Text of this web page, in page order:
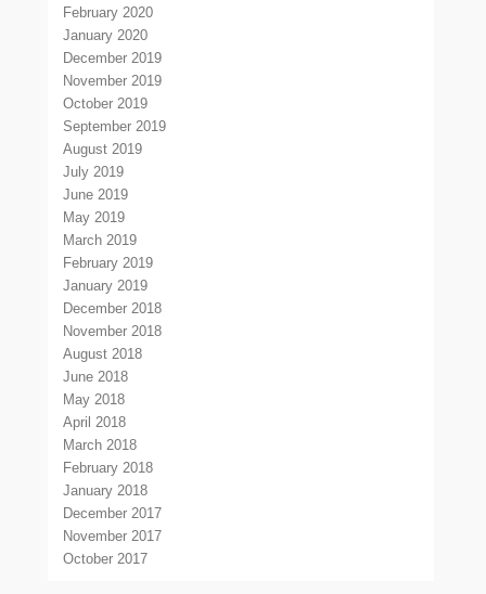
February 2020
January 2020
December 2019
November 2019
October 2019
September 2019
August 2019
July 2019
June 2019
May 2019
March 2019
February 2019
January 2019
December 2018
November 2018
August 2018
June 2018
May 2018
April 2018
March 2018
February 2018
January 2018
December 2017
November 2017
October 2017